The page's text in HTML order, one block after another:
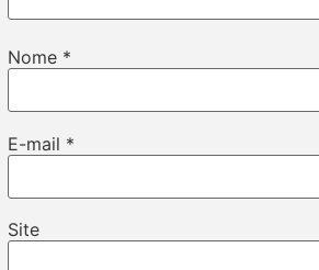
Nome *
E-mail *
Site